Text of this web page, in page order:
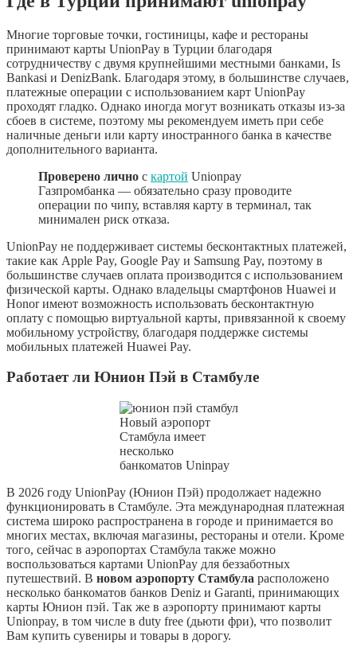
Многие торговые точки, гостиницы, кафе и рестораны
принимают карты UnionPay в Турции благодаря
сотрудничеству с двумя крупнейшими местными банками, Is
Bankasi и DenizBank. Благодаря этому, в большинстве случаев,
платежные операции с использованием карт UnionPay
проходят гладко. Однако иногда могут возникать отказы из-за
сбоев в системе, поэтому мы рекомендуем иметь при себе
наличные деньги или карту иностранного банка в качестве
дополнительного варианта.
Проверено лично с картой Unionpay
Газпромбанка — обязательно сразу проводите
операции по чипу, вставляя карту в терминал, так
минимален риск отказа.
UnionPay не поддерживает системы бесконтактных платежей,
такие как Apple Pay, Google Pay и Samsung Pay, поэтому в
большинстве случаев оплата производится с использованием
физической карты. Однако владельцы смартфонов Huawei и
Honor имеют возможность использовать бесконтактную
оплату с помощью виртуальной карты, привязанной к своему
мобильному устройству, благодаря поддержке системы
мобильных платежей Huawei Pay.
Работает ли Юнион Пэй в Стамбуле
Новый аэропорт
Стамбула имеет
несколько
банкоматов Uninpay
В 2026 году UnionPay (Юнион Пэй) продолжает надежно
функционировать в Стамбуле. Эта международная платежная
система широко распространена в городе и принимается во
многих местах, включая магазины, рестораны и отели. Кроме
того, сейчас в аэропортах Стамбула также можно
воспользоваться картами UnionPay для беззаботных
путешествий. В новом аэропорту Стамбула расположено
несколько банкоматов банков Deniz и Garanti, принимающих
карты Юнион пэй. Так же в аэропорту принимают карты
Unionpay, в том числе в duty free (дьюти фри), что позволит
Вам купить сувениры и товары в дорогу.